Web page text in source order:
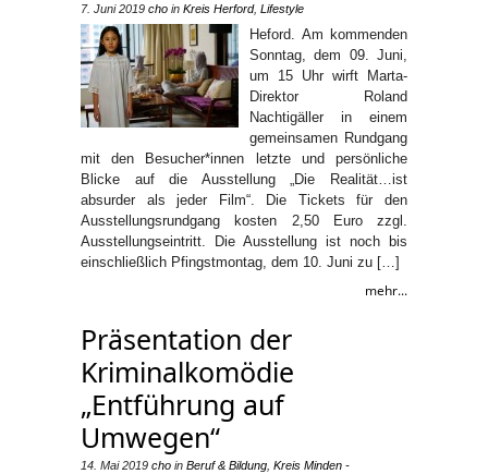
7. Juni 2019 cho in Kreis Herford, Lifestyle
Heford. Am kommenden
Sonntag, dem 09. Juni,
um 15 Uhr wirft Marta-
Direktor Roland
Nachtigäller in einem
gemeinsamen Rundgang
mit den Besucher*innen letzte und persönliche
Blicke auf die Ausstellung „Die Realität…ist
absurder als jeder Film“. Die Tickets für den
Ausstellungsrundgang kosten 2,50 Euro zzgl.
Ausstellungseintritt. Die Ausstellung ist noch bis
einschließlich Pfingstmontag, dem 10. Juni zu […]
mehr...
Präsentation der
Kriminalkomödie
„Entführung auf
Umwegen“
14. Mai 2019 cho in Beruf & Bildung Kreis Minden -